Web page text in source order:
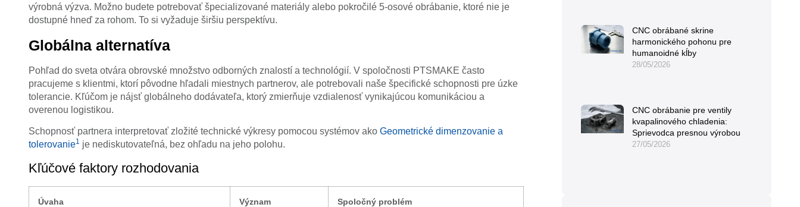
výrobná výzva. Možno budete potrebovať špecializované materiály alebo pokročilé 5-osové obrábanie, ktoré nie je
dostupné hneď za rohom. To si vyžaduje širšiu perspektívu.
Globálna alternatíva
Pohľad do sveta otvára obrovské množstvo odborných znalostí a technológií. V spoločnosti PTSMAKE často
pracujeme s klientmi, ktorí pôvodne hľadali miestnych partnerov, ale potrebovali naše špecifické schopnosti pre úzke
tolerancie. Kľúčom je nájsť globálneho dodávateľa, ktorý zmierňuje vzdialenosť vynikajúcou komunikáciou a
overenou logistikou.
Schopnosť partnera interpretovať zložité technické výkresy pomocou systémov ako Geometrické dimenzovanie a
tolerovanie1 je nediskutovateľná, bez ohľadu na jeho polohu.
Kľúčové faktory rozhodovania
Úvaha Význam Spoločný problém
CNC obrábané skrine
harmonického pohonu pre
humanoidné kĺby
28/05/2026
CNC obrábanie pre ventily
kvapalinového chladenia:
Sprievodca presnou výrobou
27/05/2026